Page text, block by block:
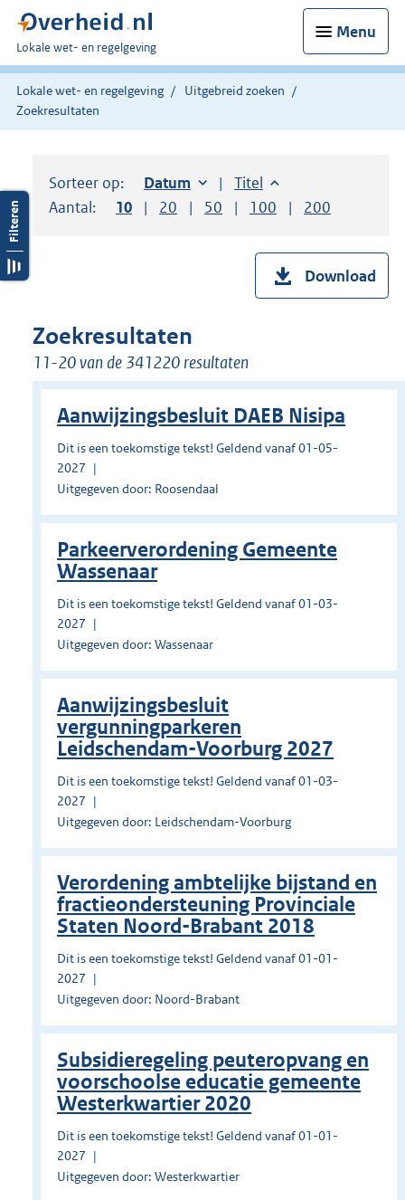
Menu
U
bent
hier:
Lokale wet- en regelgeving
Lokale wet- en regelgeving
Uitgebreid zoeken
Zoekresultaten
Sorteer op: Sorteer op:
Datum oplopendSorteer op:
Titel oplopend
Aantal:
Toon
10 resultaten per pagina
Toon
20 resultaten per pagina
Toon
50 resultaten per pagina
Toon
100 resultaten per
Toon
200
Download
Zoekresultaten
11-20 van de 341220 resultaten
Aanwijzingsbesluit DAEB Nisipa
Dit is een toekomstige tekst! Geldend vanaf 01-05-
2027
Uitgegeven door: Roosendaal
Parkeerverordening Gemeente
Wassenaar
Dit is een toekomstige tekst! Geldend vanaf 01-03-
2027
Uitgegeven door: Wassenaar
Aanwijzingsbesluit
vergunningparkeren
Leidschendam-Voorburg 2027
Dit is een toekomstige tekst! Geldend vanaf 01-03-
2027
Uitgegeven door: Leidschendam-Voorburg
Verordening ambtelijke bijstand en
fractieondersteuning Provinciale
Staten Noord-Brabant 2018
Dit is een toekomstige tekst! Geldend vanaf 01-01-
2027
Uitgegeven door: Noord-Brabant
Subsidieregeling peuteropvang en
voorschoolse educatie gemeente
Westerkwartier 2020
Dit is een toekomstige tekst! Geldend vanaf 01-01-
2027
Uitgegeven door: Westerkwartier